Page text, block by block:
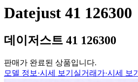
Datejust 41 126300
데이저스트 41 126300
판매가 완료된 상품입니다.
모델 정보·시세 보기 실거래가·시세 보기